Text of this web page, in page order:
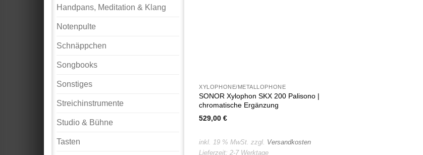
Handpans, Meditation & Klang
Notenpulte
Schnäppchen
Songbooks
Sonstiges
Streichinstrumente
Studio & Bühne
Tasten
XYLOPHONE/METALLOPHONE
SONOR Xylophon SKX 200 Palisono |
chromatische Ergänzung
529,00€
inkl. 19 % MwSt. zzgl. Versandkosten
Lieferzeit:2-7 Werktage